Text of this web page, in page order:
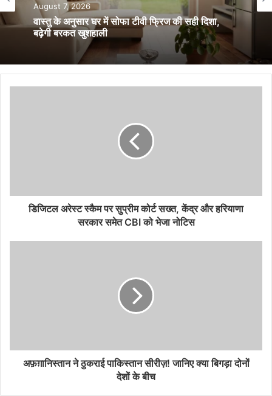
August 7, 2026
वास्तु के अनुसार घर में सोफा टीवी फ्रिज की सही दिशा,
बढ़ेगी बरकत खुशहाली
आस्था एवं धार्मिक
August 7, 2026
सावन में शिवधामों का रहस्य, त्र्यंबकेश्वर और केदारनाथ की
अद्भुत कथाएं।
डिजिटल अरेस्ट स्कैम पर सुप्रीम कोर्ट सख्त, केंद्र और हरियाणा
सरकार समेत CBI को भेजा नोटिस
अफ़ग़ानिस्तान ने ठुकराई पाकिस्तान सीरीज़! जानिए क्या बिगड़ा दोनों
देशों के बीच